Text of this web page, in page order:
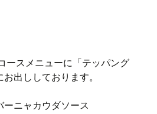
ースメニューに「テッパング
出ししております。
ニャカウダソース